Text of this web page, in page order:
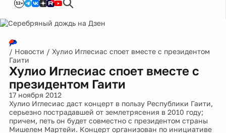
12+
/ Новости / Хулио Иглесиас споет вместе с президентом
Гаити
Хулио Иглесиас споет вместе с
президентом Гаити
17 ноября 2012
Хулио Иглесиас даст концерт в пользу Республики Гаити,
серьезно пострадавшей от землетрясения в 2010 году;
причем, петь он будет совместно с президентом страны
Мишелем Мартейи. Концерт организован по инициативе